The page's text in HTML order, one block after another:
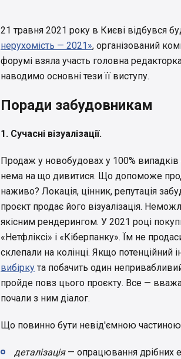
21 травня 2021 року в Києві відбувся
нерухомість — 2021», організований
форумі взяла участь головна
наводимо основні тези її виступу.
Поради забудовникам
1. Сучасні візуалізації.
Продаж у новобудовах у 100%
нема на що дивитися. Що допоможе
наживо? Локація, цінник, репутація
проєкт продає його візуалізація.
якісним рендерингом. У 2021 році
«Нетфліксі» і «Кіберпанку». Їм не
склепали на колінці. Якщо потенційний
вибірку та побачить один
пройде повз цього проєкту. Все —
почали з ним діалог.
Що повинно бути невід'ємною частиною
деталізація— опрацювання дрібних